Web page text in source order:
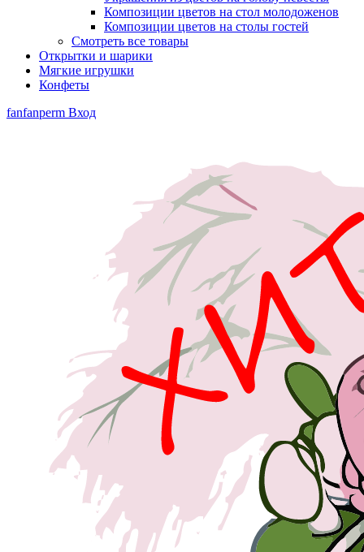
Композиции цветов на стол молодоженов
Композиции цветов на столы гостей
Смотреть все товары
Открытки и шарики
Мягкие игрушки
Конфеты
fanfanperm Вход